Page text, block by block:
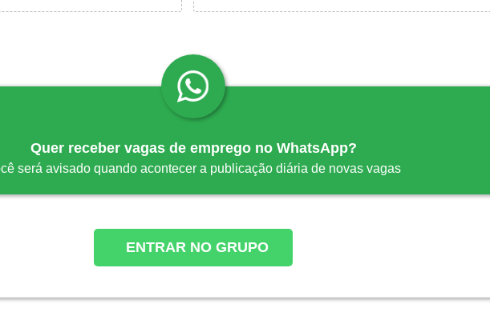
Quer receber vagas de emprego no WhatsApp?
será avisado quando acontecer a publicação diária de novas vagas
ENTRAR NO GRUPO